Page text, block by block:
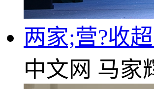
两家;营?收
中文网 马家